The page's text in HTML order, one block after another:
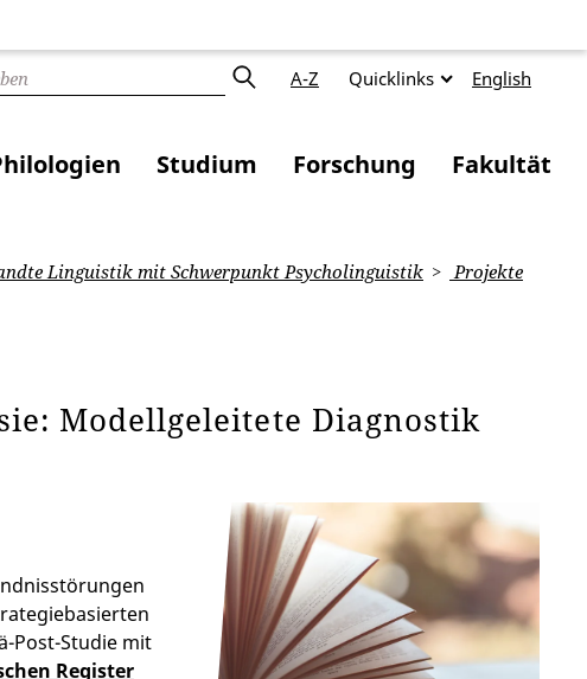
A-Z Quicklinks English
Studium Forschung Fakultät
Linguistik mit Schwerpunkt Psycholinguistik
Projekte
Modellgeleitete Diagnostik
Post-Studie mit
Register